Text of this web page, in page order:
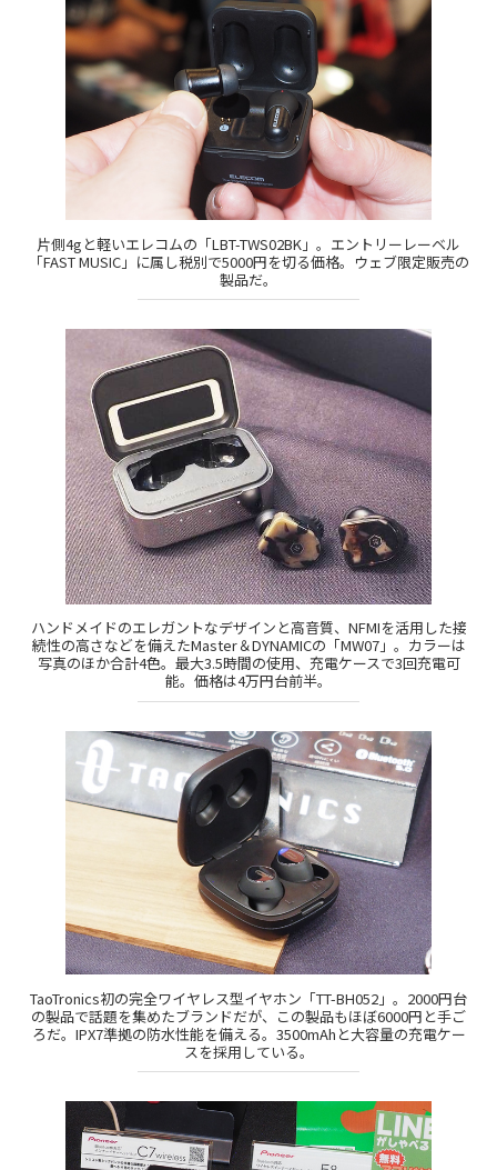
片側4gと軽いエレコムの「LBT-TWS02BK」。エントリーレーベル
「FAST MUSIC」に属し税別で5000円を切る価格。ウェブ限定販売の
製品だ。
ハンドメイドのエレガントなデザインと高音質、NFMIを活用した接
続性の高さなどを備えたMaster＆DYNAMICの「MW07」。カラーは
写真のほか合計4色。最大3.5時間の使用、充電ケースで3回充電可
能。価格は4万円台前半。
TaoTronics初の完全ワイヤレス型イヤホン「TT-BH052」。2000円台
の製品で話題を集めたブランドだが、この製品もほぼ6000円と手ご
ろだ。IPX7準拠の防水性能を備える。3500mAhと大容量の充電ケー
スを採用している。